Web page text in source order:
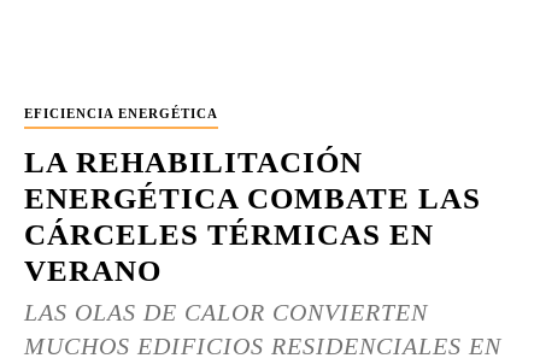
EFICIENCIA ENERGÉTICA
LA REHABILITACIÓN
ENERGÉTICA COMBATE LAS
CÁRCELES TÉRMICAS EN
VERANO
LAS OLAS DE CALOR CONVIERTEN
MUCHOS EDIFICIOS RESIDENCIALES EN